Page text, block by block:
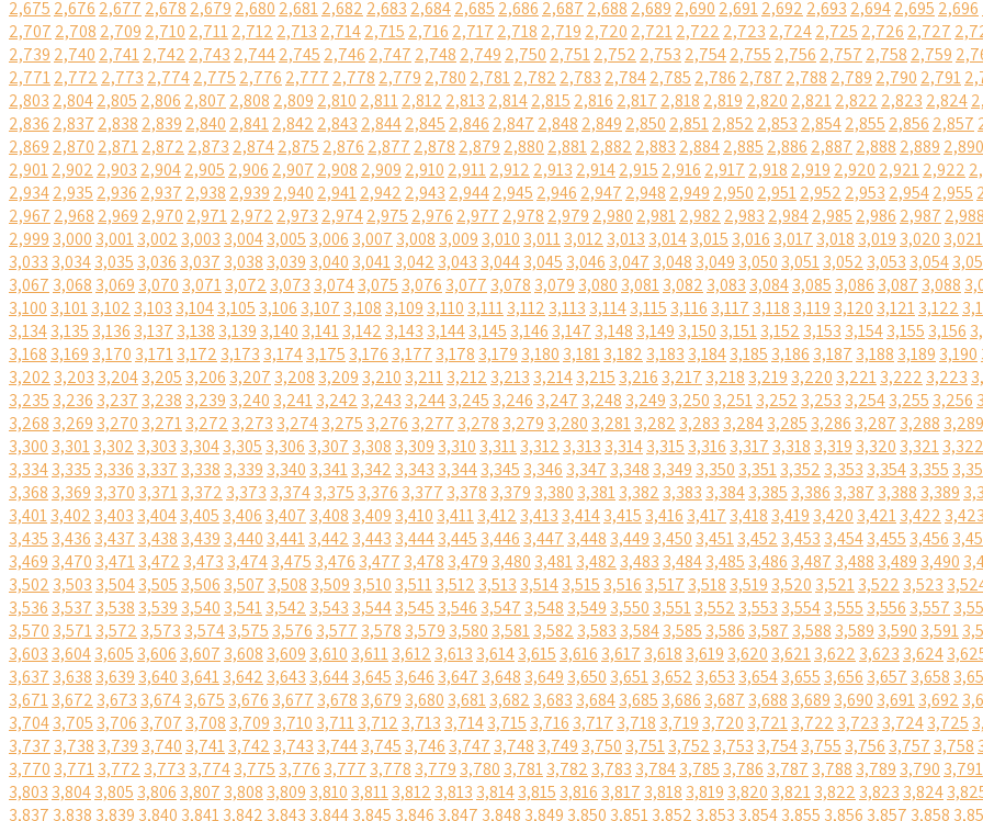
2,675 2,676 2,677 2,678 2,679 2,680 2,6812,682 2,683 2,6842,685 2,686 2,687 2,688 2,689 2,690 2,6912,692 2,693 2,6942,695 2,696
2,707 2,708 2,709 2,710 2,7112,712 2,713 2,7142,715 2,716 2,717 2,718 2,719 2,720 2,7212,722 2,723 2,7242,725 2,726 2,727
2,739 2,740 2,7412,742 2,743 2,7442,745 2,746 2,747 2,748 2,749 2,750 2,7512,752 2,753 2,7542,755 2,756 2,757 2,758 2,759
2,7712,772 2,773 2,7742,775 2,776 2,777 2,778 2,779 2,780 2,7812,782 2,783 2,7842,785 2,786 2,787 2,788 2,789 2,790 2,791
2,803 2,8042,805 2,806 2,807 2,808 2,809 2,810 2,8112,812 2,813 2,8142,815 2,816 2,817 2,818 2,819 2,820 2,8212,822 2,823 2,824
2,836 2,837 2,838 2,839 2,840 2,8412,842 2,843 2,8442,845 2,846 2,847 2,848 2,849 2,850 2,8512,852 2,853 2,8542,855 2,856 2,857
2,869 2,870 2,8712,872 2,873 2,8742,875 2,876 2,877 2,878 2,879 2,880 2,8812,882 2,883 2,8842,885 2,886 2,887 2,888 2,889 2,890
2,9012,902 2,903 2,9042,905 2,906 2,907 2,908 2,909 2,910 2,9112,912 2,913 2,9142,915 2,916 2,917 2,918 2,919 2,920 2,9212,922
2,9342,935 2,936 2,937 2,938 2,939 2,940 2,9412,942 2,943 2,9442,945 2,946 2,947 2,948 2,949 2,950 2,9512,952 2,953 2,9542,955
2,967 2,968 2,969 2,970 2,9712,972 2,973 2,9742,975 2,976 2,977 2,978 2,979 2,980 2,9812,982 2,983 2,9842,985 2,986 2,987
2,999 3,000 3,0013,002 3,003 3,0043,005 3,006 3,007 3,008 3,009 3,010 3,0113,012 3,013 3,0143,015 3,016 3,017 3,018 3,019 3,020 3,021
3,033 3,0343,035 3,036 3,037 3,038 3,039 3,040 3,0413,042 3,043 3,0443,045 3,046 3,047 3,048 3,049 3,050 3,0513,052 3,053 3,054
3,067 3,068 3,069 3,070 3,0713,072 3,073 3,0743,075 3,076 3,077 3,078 3,079 3,080 3,0813,082 3,083 3,0843,085 3,086 3,087 3,088
3,100 3,1013,102 3,103 3,1043,105 3,106 3,107 3,108 3,109 3,110 3,1113,112 3,113 3,1143,115 3,116 3,117 3,118 3,119 3,120 3,1213,122
3,1343,135 3,136 3,137 3,138 3,139 3,140 3,1413,142 3,143 3,1443,145 3,146 3,147 3,148 3,149 3,150 3,1513,152 3,153 3,1543,155 3,156
3,168 3,169 3,170 3,1713,172 3,173 3,1743,175 3,176 3,177 3,178 3,179 3,180 3,1813,182 3,183 3,1843,185 3,186 3,187 3,188 3,189 3,190
3,202 3,203 3,2043,205 3,206 3,207 3,208 3,209 3,210 3,2113,212 3,213 3,2143,215 3,216 3,217 3,218 3,219 3,220 3,2213,222 3,223
3,235 3,236 3,237 3,238 3,239 3,240 3,2413,242 3,243 3,2443,245 3,246 3,247 3,248 3,249 3,250 3,2513,252 3,253 3,2543,255 3,256
3,268 3,269 3,270 3,2713,272 3,273 3,2743,275 3,276 3,277 3,278 3,279 3,280 3,2813,282 3,283 3,2843,285 3,286 3,287 3,288 3,289
3,300 3,3013,302 3,303 3,3043,305 3,306 3,307 3,308 3,309 3,310 3,3113,312 3,313 3,3143,315 3,316 3,317 3,318 3,319 3,320 3,3213,322
3,3343,335 3,336 3,337 3,338 3,339 3,340 3,3413,342 3,343 3,3443,345 3,346 3,347 3,348 3,349 3,350 3,3513,352 3,353 3,3543,355
3,368 3,369 3,370 3,3713,372 3,373 3,3743,375 3,376 3,377 3,378 3,379 3,380 3,3813,382 3,383 3,3843,385 3,386 3,387 3,388 3,389
3,4013,402 3,403 3,4043,405 3,406 3,407 3,408 3,409 3,410 3,4113,412 3,413 3,4143,415 3,416 3,417 3,418 3,419 3,420 3,4213,422
3,435 3,436 3,437 3,438 3,439 3,440 3,4413,442 3,443 3,4443,445 3,446 3,447 3,448 3,449 3,450 3,4513,452 3,453 3,4543,455 3,456
3,469 3,470 3,4713,472 3,473 3,4743,475 3,476 3,477 3,478 3,479 3,480 3,4813,482 3,483 3,4843,485 3,486 3,487 3,488 3,489 3,490
3,502 3,503 3,5043,505 3,506 3,507 3,508 3,509 3,510 3,5113,512 3,513 3,5143,515 3,516 3,517 3,518 3,519 3,520 3,5213,522 3,523
3,536 3,537 3,538 3,539 3,540 3,5413,542 3,543 3,5443,545 3,546 3,547 3,548 3,549 3,550 3,5513,552 3,553 3,5543,555 3,556 3,557
3,570 3,5713,572 3,573 3,5743,575 3,576 3,577 3,578 3,579 3,580 3,5813,582 3,583 3,5843,585 3,586 3,587 3,588 3,589 3,590 3,591
3,603 3,6043,605 3,606 3,607 3,608 3,609 3,610 3,6113,612 3,613 3,6143,615 3,616 3,617 3,618 3,619 3,620 3,6213,622 3,623 3,624
3,637 3,638 3,639 3,640 3,6413,642 3,643 3,6443,645 3,646 3,647 3,648 3,649 3,650 3,6513,652 3,653 3,6543,655 3,656 3,657 3,658
3,6713,672 3,673 3,6743,675 3,676 3,677 3,678 3,679 3,680 3,6813,682 3,683 3,6843,685 3,686 3,687 3,688 3,689 3,690 3,6913,692
3,7043,705 3,706 3,707 3,708 3,709 3,710 3,7113,712 3,713 3,7143,715 3,716 3,717 3,718 3,719 3,720 3,7213,722 3,723 3,7243,725
3,737 3,738 3,739 3,740 3,7413,742 3,743 3,7443,745 3,746 3,747 3,748 3,749 3,750 3,7513,752 3,753 3,7543,755 3,756 3,757 3,758
3,770 3,7713,772 3,773 3,7743,775 3,776 3,777 3,778 3,779 3,780 3,7813,782 3,783 3,7843,785 3,786 3,787 3,788 3,789 3,790 3,791
3,803 3,8043,805 3,806 3,807 3,808 3,809 3,810 3,8113,812 3,813 3,8143,815 3,816 3,817 3,818 3,819 3,820 3,8213,822 3,823 3,824
3,837 3,838 3,839 3,840 3,8413,842 3,843 3,8443,845 3,846 3,847 3,848 3,849 3,850 3,8513,852 3,853 3,8543,855 3,856 3,857 3,858